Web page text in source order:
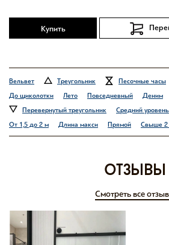
Купить
Вельвет Треугольник Песочные часы
До щиколотки
Лето Повседневный
Деним
Перевернутый треугольник
Средний уровень
От 1,5 до 2 м
Длина макси Прямой Свыше 2
отзывы
Смотреть все